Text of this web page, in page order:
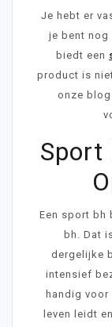
Je hebt er
je bent nog
biedt een
product is
onze
Sport
Een sport bh
bh. Dat
dergelijke
intensief
handig
leven leidt